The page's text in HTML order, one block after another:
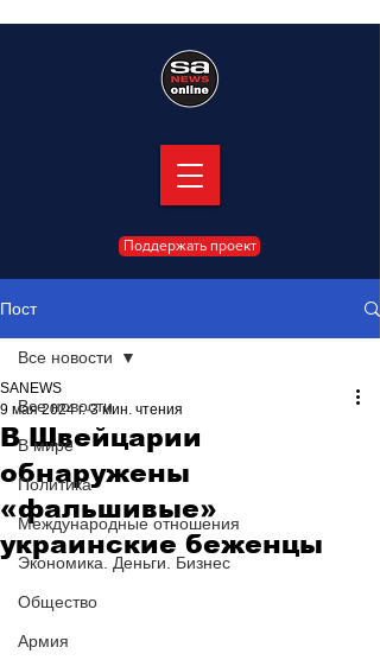
Поддержать проект
Пост
Все новости
В мире
Политика
Международные отношения
Экономика. Деньги. Бизнес
Общество
Армия
Все новости
В Швейцарии
обнаружены
«фальшивые»
украинские беженцы
SANEWS
9 мая 2024 г. 3 мин. чтения